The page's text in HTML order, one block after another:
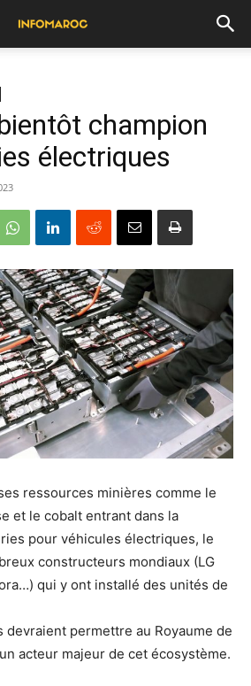
champion
électriques
ressources minières comme le
et le cobalt entrant dans la
pour véhicules électriques, le
constructeurs mondiaux (LG
qui y ont installé des unités de
devraient permettre au Royaume de
acteur majeur de cet écosystème.